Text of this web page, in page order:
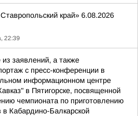
край» 6.08.2026
22:39
из заявлений, а также
с пресс-конференции в
информационном центре
в Пятигорске, посвященной
чемпионата по приготовлению
в Кабардино-Балкарской